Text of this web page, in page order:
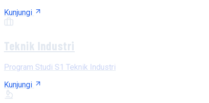
Kunjungi
Teknik Industri
Program Studi S1 Teknik Industri
Kunjungi